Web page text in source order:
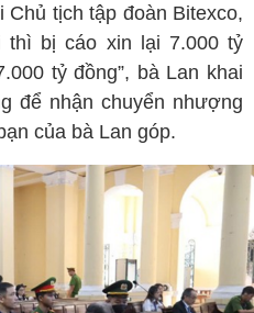
Chủ tịch tập đoàn Bitexco,
bị cáo xin lại 7.000 tỷ
tỷ đồng”, bà Lan khai
để nhận chuyển nhượng
của bà Lan góp.